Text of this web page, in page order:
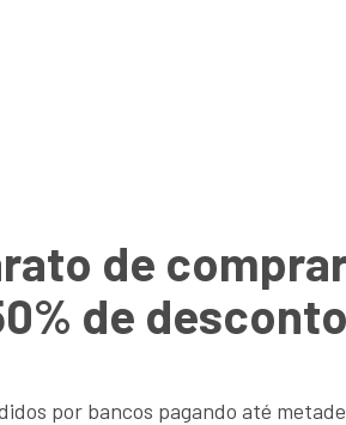
de
de
por bancos pagando até